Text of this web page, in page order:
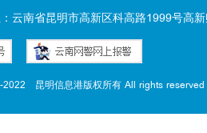
云南省昆明市高新区科高路1999号高
昆明信息港版权所有 All rights reserved